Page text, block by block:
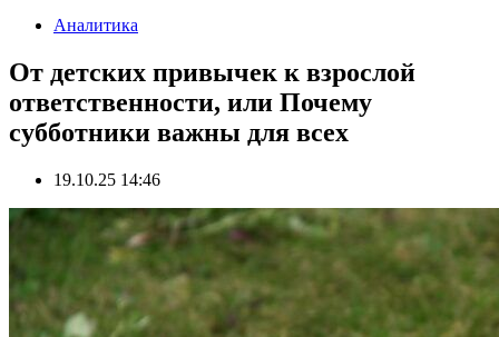
Аналитика
От детских привычек к взрослой
ответственности, или Почему
субботники важны для всех
19.10.25 14:46